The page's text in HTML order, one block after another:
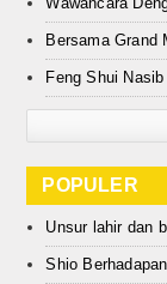
Bersama Grand
Feng Shui
POPULER
Unsur lahir dan
Shio